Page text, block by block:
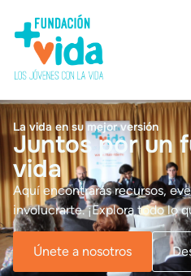
La vida en su mejor versión
Juntos por un
vida
Aquí encontrarás recursos,
involucrarte. ¡Explora todo lo
Únete a nosotros